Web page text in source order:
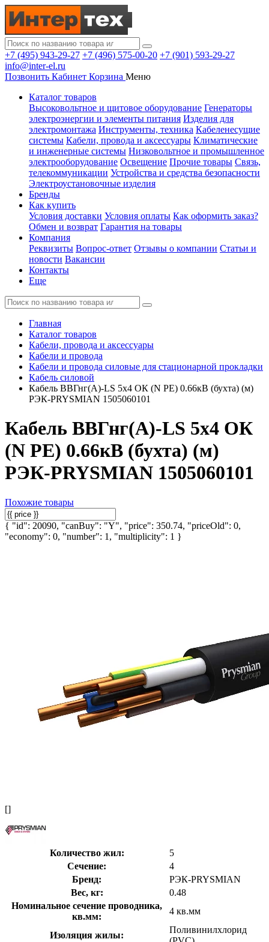
+7 (495) 943-29-27 +7 (496) 575-00-20 +7 (901) 593-29-27
info@inter-el.ru
Позвонить Кабинет Корзина Меню
Каталог товаров
Высоковольтное и щитовое оборудование Генераторы
электроэнергии и элементы питания Изделия для
электромонтажа Инструменты, техника Кабеленесущие
системы Кабели, провода и аксессуары Климатические
и инженерные системы Низковольтное и промышленное
электрооборудование Освещение Прочие товары Связь,
телекоммуникации Устройства и средства безопасности
Электроустановочные изделия
Бренды
Как купить
Условия доставки Условия оплаты Как оформить заказ?
Обмен и возврат Гарантия на товары
Компания
Реквизиты Вопрос-ответ Отзывы о компании Статьи и
новости Вакансии
Контакты
Еще
Главная
Каталог товаров
Кабели, провода и аксессуары
Кабели и провода
Кабели и провода силовые для стационарной прокладки
Кабель силовой
Кабель ВВГнг(А)-LS 5х4 ОК (N PE) 0.66кВ (бухта) (м)
РЭК-PRYSMIAN 1505060101
Кабель ВВГнг(А)-LS 5х4 ОК
(N PE) 0.66кВ (бухта) (м)
РЭК-PRYSMIAN 1505060101
Похожие товары
{ "id": 20090, "canBuy": "Y", "price": 350.74, "priceOld": 0,
"economy": 0, "number": 1, "multiplicity": 1 }
[]
Количество жил:
5
Сечение:
4
Бренд:
РЭК-PRYSMIAN
Вес, кг:
0.48
Номинальное сечение проводника,
кв.мм:
4 кв.мм
Изоляция жилы:
Поливинилхлорид